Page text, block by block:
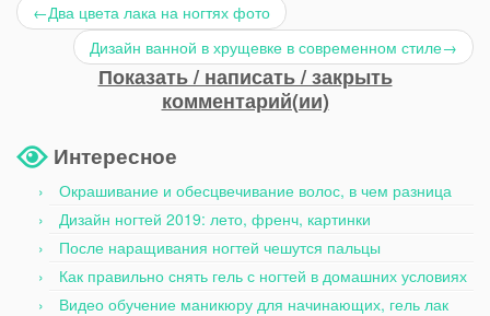
←Два цвета лака на ногтях фото
Дизайн ванной в хрущевке в современном стиле→
Показать / написать / закрыть
комментарий(ии)
Интересное
Окрашивание и обесцвечивание волос, в чем разница
Дизайн ногтей 2019: лето, френч, картинки
После наращивания ногтей чешутся пальцы
Как правильно снять гель с ногтей в домашних условиях
Видео обучение маникюру для начинающих, гель лак